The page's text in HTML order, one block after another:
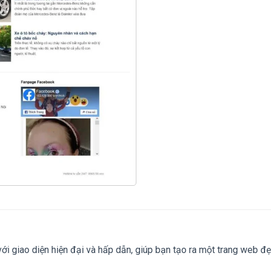
giao diện hiện đại và hấp dẫn, giúp bạn tạo ra một trang web